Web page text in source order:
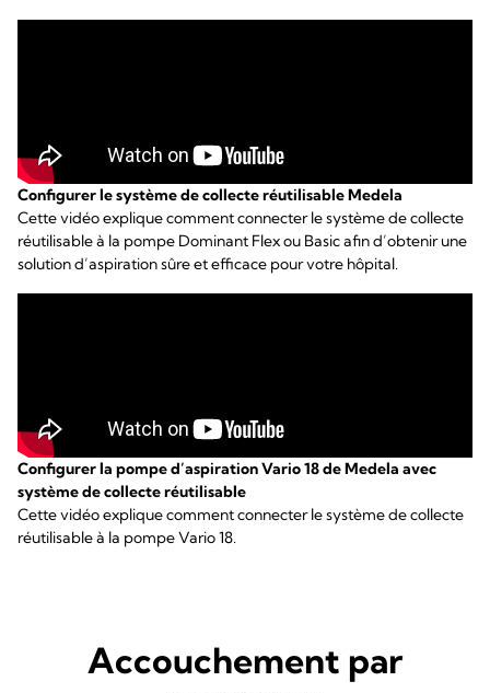
Configurer le système de collecte réutilisable Medela
Cette vidéo explique comment connecter le système de collecte
réutilisable à la pompe Dominant Flex ou Basic afin d’obtenir une
solution d’aspiration sûre et efficace pour votre hôpital.
Configurer la pompe d’aspiration Vario 18 de Medela avec
système de collecte réutilisable
Cette vidéo explique comment connecter le système de collecte
réutilisable à la pompe Vario 18.
Accouchement par